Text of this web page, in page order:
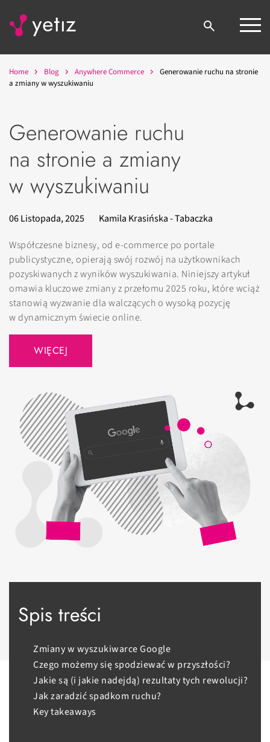
Home Blog Anywhere Commerce
Generowanie ruchu na stronie
a zmiany w wyszukiwaniu
Generowanie ruchu
na stronie a zmiany
w wyszukiwaniu
06 Listopada, 2025
Kamila Krasińska - Tabaczka
Współczesne biznesy, od e-commerce po portale
publicystyczne, opierają swój rozwój na użytkownikach
pozyskiwanych z wyników wyszukiwania. Niniejszy artykuł
omawia kluczowe zmiany z przełomu 2025 roku, które wciąż
stanowią wyzwanie dla walczących o wysoką pozycję
w dynamicznym świecie online.
WIĘCEJ
Spis treści
Zmiany w wyszukiwarce Google
Czego możemy się spodziewać w przyszłości?
Jakie są (i jakie nadejdą) rezultaty tych rewolucji?
Jak zaradzić spadkom ruchu?
Key takeaways